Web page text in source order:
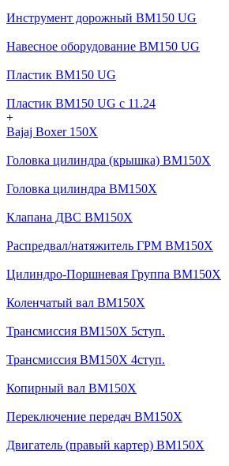
Инструмент дорожный BM150 UG
Навесное оборудование BM150 UG
Пластик BM150 UG
Пластик BM150 UG c 11.24
+
Bajaj Boxer 150X
Головка цилиндра (крышка) BM150X
Головка цилиндра BM150X
Клапана ДВС BM150X
Распредвал/натяжитель ГРМ BM150X
Цилиндро-Поршневая Группа BM150X
Коленчатый вал BM150X
Трансмиссия BM150X 5ступ.
Трансмиссия BM150X 4ступ.
Копирный вал BM150X
Переключение передач BM150X
Двигатель (правый картер) BM150X